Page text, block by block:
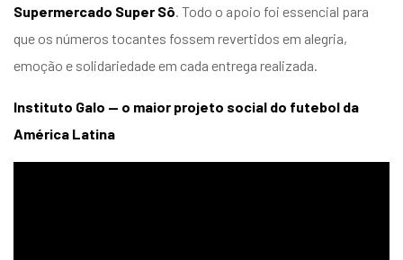
Supermercado Super Sô . Todo o apoio foi essencial para
que os números tocantes fossem revertidos em alegria,
emoção e solidariedade em cada entrega realizada.
Instituto Galo — o maior projeto social do futebol da
América Latina